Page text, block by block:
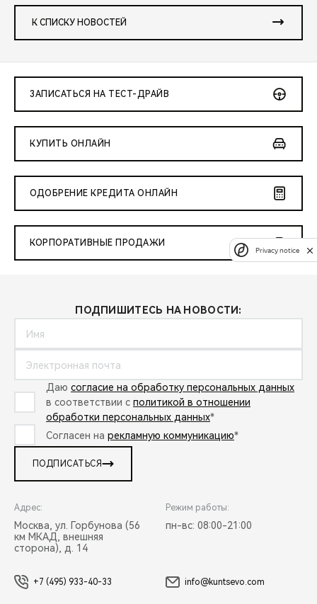
К СПИСКУ НОВОСТЕЙ
ЗАПИСАТЬСЯ НА ТЕСТ-ДРАЙВ
КУПИТЬ ОНЛАЙН
ОДОБРЕНИЕ КРЕДИТА ОНЛАЙН
КОРПОРАТИВНЫЕ ПРОДАЖИ
ПОДПИШИТЕСЬ НА НОВОСТИ:
Даю согласие на обработку персональных данных
в соответствии с политикой в отношении
обработки персональных данных*
Согласен на рекламную коммуникацию*
ПОДПИСАТЬСЯ
Адрес:
Москва, ул. Горбунова (56
км МКАД, внешняя
сторона), д. 14
Режим работы:
пн-вс: 08:00-21:00
+7 (495) 933-40-33 info@kuntsevo.com
Privacy notice